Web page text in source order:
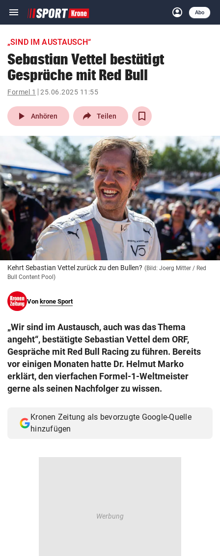
menu Navigation
ein-/ausklappen
account_circle
Anmelden
Abo
close Schließen
account_circle Anmelden
pin_drop
Wien arrow_right
search
Suchbegriff
eingeben
© Krone Multimedia GmbH & Co KG 2026
Muthgasse 2, 1190 Wien
„SIND IM AUSTAUSCH“
Sebastian Vettel bestätigt
Gespräche mit Red Bull
Formel 1 25.06.2025 11:55
play_arrow Anhören Teilen
Kehrt Sebastian Vettel zurück zu den Bullen? (Bild: Joerg Mitter / Red
Bull Content Pool)
Von krone Sport
„Wir sind im Austausch, auch was das Thema
angeht“, bestätigte Sebastian Vettel dem ORF,
Gespräche mit Red Bull Racing zu führen. Bereits
vor einigen Monaten hatte Dr. Helmut Marko
erklärt, den vierfachen Formel-1-Weltmeister
gerne als seinen Nachfolger zu wissen.
Kronen Zeitung als bevorzugte Google-Quelle
hinzufügen